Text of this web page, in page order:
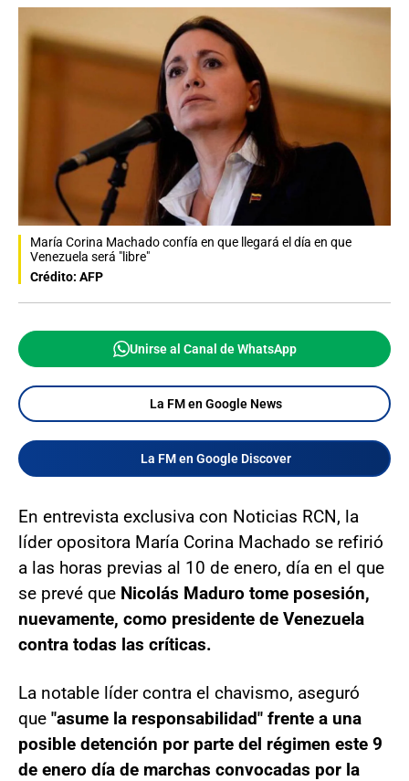
María Corina Machado confía en que llegará el día en que
Venezuela será "libre"
Crédito: AFP
Unirse al Canal de WhatsApp
La FM en Google News
La FM en Google Discover
En entrevista exclusiva con Noticias RCN, la
líder opositora María Corina Machado se refirió
a las horas previas al 10 de enero, día en el que
se prevé que Nicolás Maduro tome posesión,
nuevamente, como presidente de Venezuela
contra todas las críticas.
La notable líder contra el chavismo, aseguró
que "asume la responsabilidad" frente a una
posible detención por parte del régimen este 9
de enero día de marchas convocadas por la